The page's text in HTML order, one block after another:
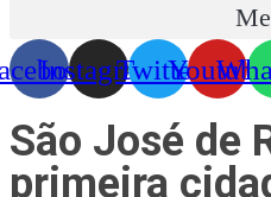
InstagramTwitterYoutube
São José de
primeira